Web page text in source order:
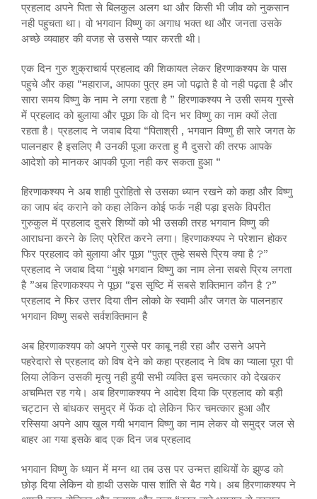
प्रहलाद अपने पिता से बिलकुल अलग था और किसी भी जीव को नुकसान
नही पहुचता था। वो भगवान विष्णु का अगाध भक्त था और जनता उसके
अच्छे व्यवाहर की वजह से उससे प्यार करती थी।
एक दिन गुरु शुक्राचार्य प्रहलाद की शिकायत लेकर हिरणाकश्यप के पास
पहुचे और कहा “महाराज, आपका पुत्र हम जो पढ़ाते है वो नही पढ़ता है और
सारा समय विष्णु के नाम ने लगा रहता है ” हिरणाकश्यप ने उसी समय गुस्से
में प्रहलाद को बुलाया और पूछा कि वो दिन भर विष्णु का नाम क्यों लेता
रहता है। प्रहलाद ने जवाब दिया “पिताश्री , भगवान विष्णु ही सारे जगत के
पालनहार है इसलिए मै उनकी पूजा करता हु मै दुसरो की तरफ आपके
आदेशो को मानकर आपकी पूजा नही कर सकता हुआ “
हिरणाकश्यप ने अब शाही पुरोहितो से उसका ध्यान रखने को कहा और विष्णु
का जाप बंद कराने को कहा लेकिन कोई फर्क नही पड़ा इसके विपरीत
गुरुकुल में प्रहलाद दुसरे शिष्यों को भी उसकी तरह भगवान विष्णु की
आराधना करने के लिए प्रेरित करने लगा। हिरणाकश्यप ने परेशान होकर
फिर प्रहलाद को बुलाया और पूछा “पुत्र तुम्हे सबसे प्रिय क्या है ?”
प्रहलाद ने जवाब दिया “मुझे भगवान विष्णु का नाम लेना सबसे प्रिय लगता
है ”अब हिरणाकश्यप ने पूछा “इस सृष्टि में सबसे शक्तिमान कौन है ?”
प्रहलाद ने फिर उत्तर दिया तीन लोको के स्वामी और जगत के पालनहार
भगवान विष्णु सबसे सर्वशक्तिमान है
अब हिरणाकश्यप को अपने गुस्से पर काबू नही रहा और उसने अपने
पहरेदारो से प्रहलाद को विष देने को कहा प्रहलाद ने विष का प्याला पूरा पी
लिया लेकिन उसकी मृत्यु नही हुयी सभी व्यक्ति इस चमत्कार को देखकर
अचम्भित रह गये। अब हिरणाकश्यप ने आदेश दिया कि प्रहलाद को बड़ी
चट्टान से बांधकर समुद्र में फेंक दो लेकिन फिर चमत्कार हुआ और
रस्सिया अपने आप खुल गयी भगवान विष्णु का नाम लेकर वो समुद्र जल से
बाहर आ गया इसके बाद एक दिन जब प्रहलाद
भगवान विष्णु के ध्यान में मग्न था तब उस पर उन्मत्त हाथियों के झुण्ड को
छोड़ दिया लेकिन वो हाथी उसके पास शांति से बैठ गये। अब हिरणाकश्यप ने